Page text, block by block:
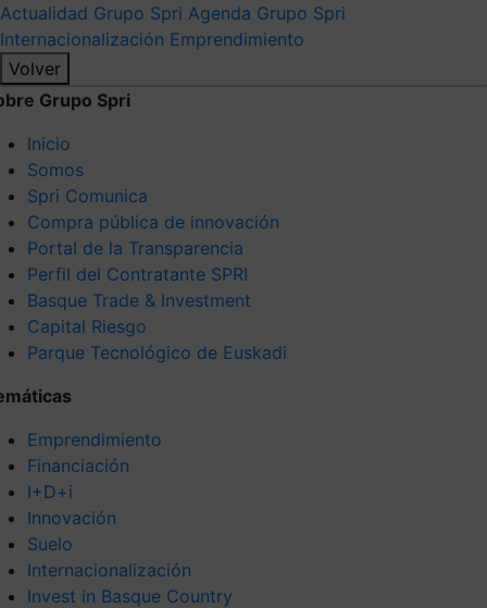
Actualidad Grupo Spri Agenda Grupo Spri
Internacionalización Emprendimiento
Volver
Grupo Spri
Inicio
Somos
Spri Comunica
Compra pública de innovación
Portal de la Transparencia
Perfil del Contratante SPRI
Basque Trade & Investment
Capital Riesgo
Parque Tecnológico de Euskadi
Emprendimiento
Financiación
I+D+i
Innovación
Suelo
Internacionalización
Invest in Basque Country